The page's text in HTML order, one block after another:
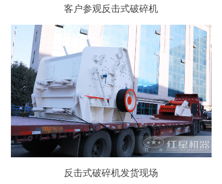
客户参观反击式破碎机
反击式破碎机发货现场